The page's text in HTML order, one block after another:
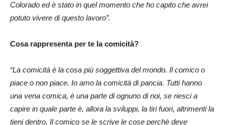
Colorado ed è stato in quel momento che ho capito che avrei
potuto vivere di questo lavoro”.
Cosa rappresenta per te la comicità?
“La comicità è la cosa più soggettiva del mondo. Il comico o
piace o non piace. Io amo la comicità di pancia. Tutti hanno
una vena comica, è una parte di ognuno di noi, se riesci a
capire in quale parte è, allora la sviluppi, la tiri fuori, altrimenti la
tieni dentro. Il comico se le scrive le cose perchè deve